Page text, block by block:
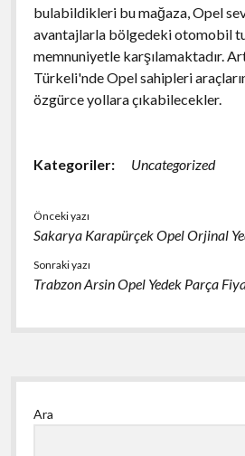
bulabildikleri bu mağaza, Opel
avantajlarla bölgedeki otomobil
memnuniyetle karşılamaktadır.
Türkeli'nde Opel sahipleri
özgürce yollara çıkabilecekler.
Kategoriler: Uncategorized
Önceki yazı
Sakarya Karapürçek Opel Orjinal
Sonraki yazı
Trabzon Arsin Opel Yedek Parça
Yan
Menü
Ara